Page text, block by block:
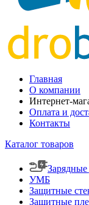
Главная
О компании
Интернет-
Оплата и
Контакты
Каталог товаров
Зарядные
УМБ
Защитные
Защитные